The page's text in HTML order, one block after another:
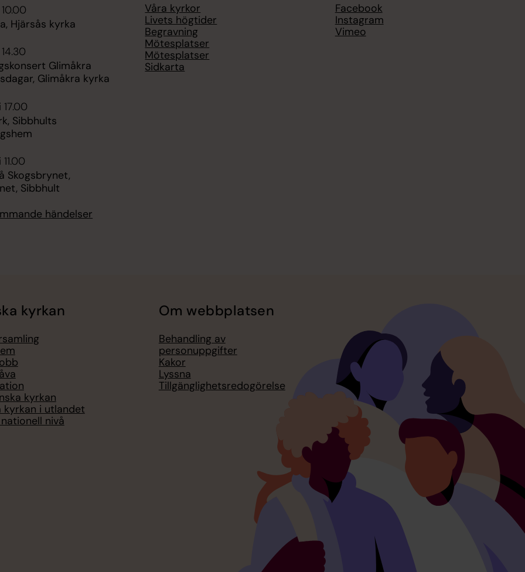
Hjärsås kyrka
Glimåkra
Glimåkra kyrka
Sibbhults
Skogsbrynet,
Sibbhult
händelser
Våra kyrkor
Livets högtider
Begravning
Mötesplatser
Mötesplatser
Sidkarta
Facebook
Instagram
Vimeo
kyrkan
kyrkan
kyrkan i utlandet
nivå
Om webbplatsen
Behandling av
personuppgifter
Kakor
Lyssna
Tillgänglighetsredogörelse